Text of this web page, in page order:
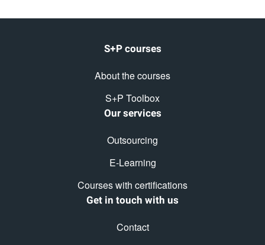
S+P courses
About the courses
S+P Toolbox
Our services
Outsourcing
E-Learning
Courses with certifications
Get in touch with us
Contact